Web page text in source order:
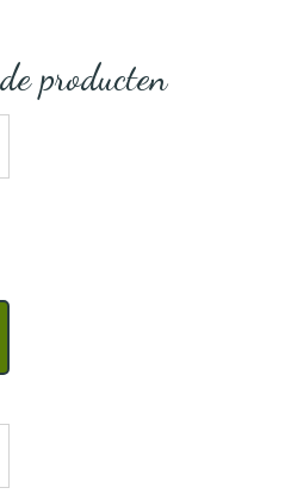
producten